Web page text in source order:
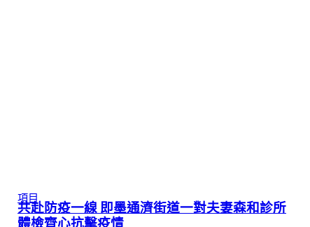
項目
共赴防疫一線 即墨通濟街道一對夫妻森和診所
體檢齊心抗擊疫情